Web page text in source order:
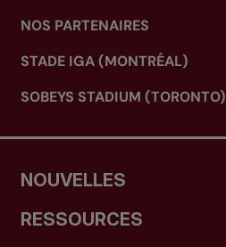
NOS PARTENAIRES
STADE IGA (MONTRÉAL)
SOBEYS STADIUM (TORONTO)
NOUVELLES
RESSOURCES